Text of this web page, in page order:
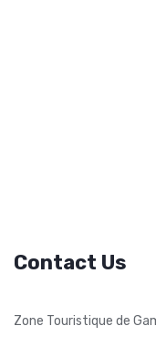
Contact Us
Zone Touristique de